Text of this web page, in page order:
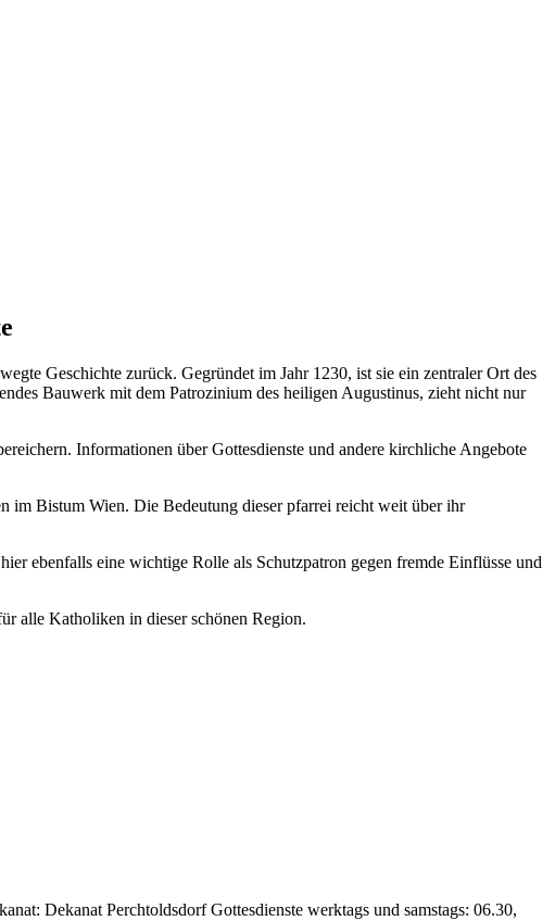
Geschichte zurück. Gegründet im Jahr 1230, ist sie ein zentraler Ort des
Bauwerk mit dem Patrozinium des heiligen Augustinus, zieht nicht nur
Informationen über Gottesdienste und andere kirchliche Angebote
im Bistum Wien. Die Bedeutung dieser pfarrei reicht weit über ihr
ebenfalls eine wichtige Rolle als Schutzpatron gegen fremde Einflüsse und
alle Katholiken in dieser schönen Region.
Dekanat Perchtoldsdorf Gottesdienste werktags und samstags: 06.30,